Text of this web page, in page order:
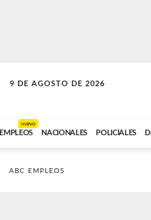
9 DE AGOSTO DE 2026
SOLO MÚSICA
EMPLEOS
NUEVO
NACIONALES POLICIALES
ABC EMPLEOS